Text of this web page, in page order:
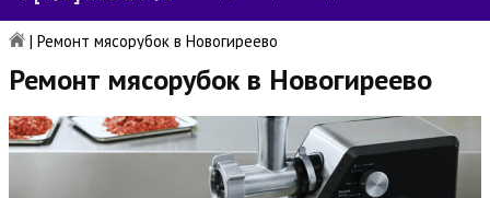
| Ремонт мясорубок в Новогиреево
Ремонт мясорубок в Новогиреево